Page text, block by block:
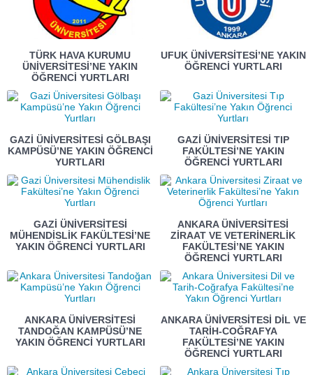
TÜRK HAVA KURUMU
ÜNIVERSITESI’NE YAKIN
ÖĞRENCI YURTLARI
UFUK ÜNIVERSITESI’NE YAKIN
ÖĞRENCI YURTLARI
GAZI ÜNIVERSITESI GÖLBAŞI
KAMPÜSÜ’NE YAKIN ÖĞRENCI
YURTLARI
GAZI ÜNIVERSITESI TIP
FAKÜLTESI’NE YAKIN
ÖĞRENCI YURTLARI
GAZI ÜNIVERSITESI
MÜHENDISLIK FAKÜLTESI’NE
YAKIN ÖĞRENCI YURTLARI
ANKARA ÜNIVERSITESI
ZIRAAT VE VETERINERLIK
FAKÜLTESI’NE YAKIN
ÖĞRENCI YURTLARI
ANKARA ÜNIVERSITESI
TANDOĞAN KAMPÜSÜ’NE
YAKIN ÖĞRENCI YURTLARI
ANKARA ÜNIVERSITESI DIL VE
TARIH-COĞRAFYA
FAKÜLTESI’NE YAKIN
ÖĞRENCI YURTLARI